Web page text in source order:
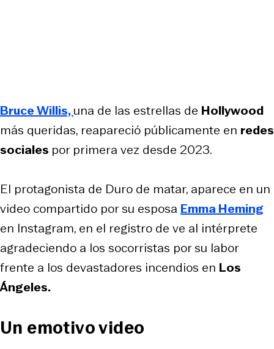
Bruce Willis,una de las estrellas de Hollywood
más queridas, reapareció públicamente en redes
sociales por primera vez desde 2023.
El protagonista de Duro de matar, aparece en un
video compartido por su esposa Emma Heming
en Instagram, en el registro de ve al intérprete
agradeciendo a los socorristas por su labor
frente a los devastadores incendios en Los
Ángeles.
Un emotivo video